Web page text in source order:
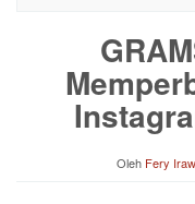
Oleh Fery